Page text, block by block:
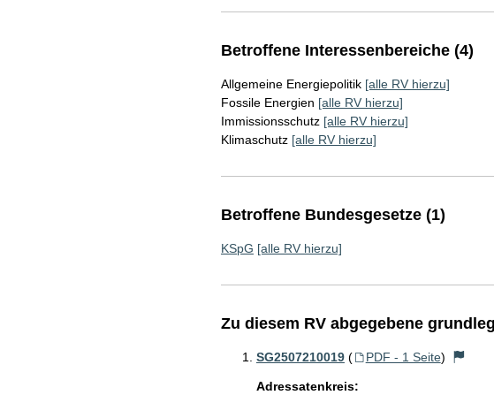
Betroffene Interessenbereiche (4)
Allgemeine Energiepolitik [alle RV hierzu]
Fossile Energien [alle RV hierzu]
Immissionsschutz [alle RV hierzu]
Klimaschutz [alle RV hierzu]
Betroffene Bundesgesetze (1)
KSpG [alle RV hierzu]
Zu diesem RV abgegebene
SG2507210019 ( PDF - 1 Seite)
Adressatenkreis: